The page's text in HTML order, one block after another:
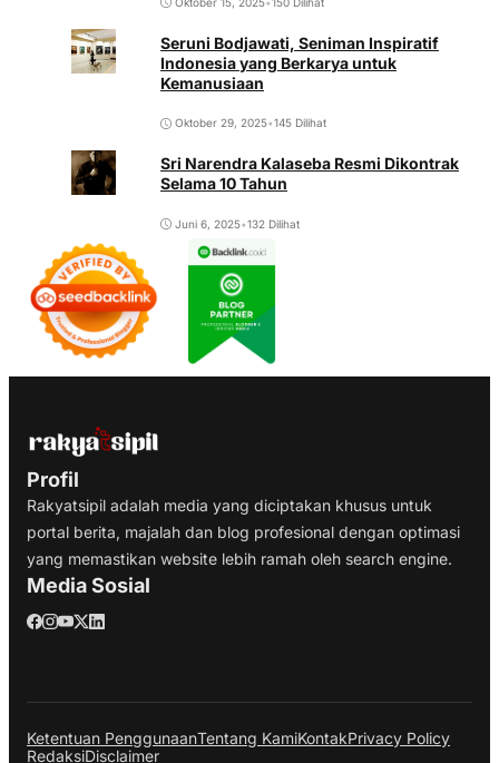
Seruni Bodjawati, Seniman Inspiratif
Indonesia yang Berkarya untuk
Kemanusiaan
Oktober 29, 2025•145 Dilihat
Sri Narendra Kalaseba Resmi Dikontrak
Selama 10 Tahun
Juni 6, 2025•132 Dilihat
Profil
Rakyatsipil adalah media yang diciptakan khusus untuk
portal berita, majalah dan blog profesional dengan optimasi
yang memastikan website lebih ramah oleh search engine.
Media Sosial
Ketentuan PenggunaanTentang KamiKontakPrivacy Policy
RedaksiDisclaimer